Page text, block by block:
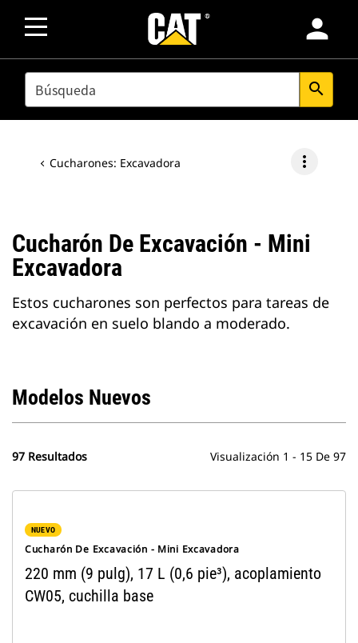
person
SEARCH search
Cucharones: Excavadora more_vert
Cucharón De Excavación - Mini
Excavadora
Estos cucharones son perfectos para tareas de
excavación en suelo blando a moderado.
Modelos Nuevos
97 Resultados Visualización 1 - 15 De 97
NUEVO
Cucharón De Excavación - Mini Excavadora
220 mm (9 pulg), 17 L (0,6 pie³), acoplamiento
CW05, cuchilla base